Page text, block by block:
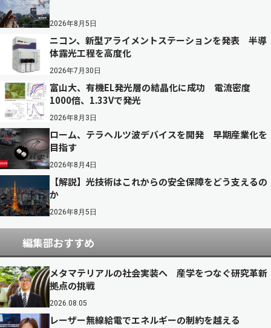
2026年8月5日
ニコン、新型アライメントステーションを発表 半導
体露光工程を高度化
2026年7月30日
富山大、有機EL発光層の結晶化に成功 電流密度
1000倍、1.33Vで発光
2026年8月3日
ローム、テラヘルツ波デバイスを開発 早期産業化を
目指す
2026年8月4日
【解説】光技術はこれからの安全保障をどう支えるの
か
2026年8月5日
編集部おすすめ
メタマテリアルの社会実装へ 産学をつなぐ研究革新
拠点の挑戦
2026.08.05
レーザー無線給電でエネルギーの制約を越える